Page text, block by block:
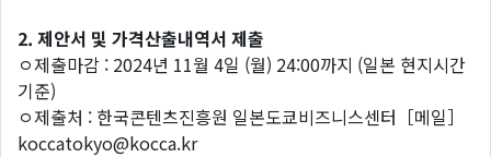
2. 제안서 및 가격산출내역서 제출
ㅇ제출마감 : 2024년 11월 4일 (월) 24:00까지 (일본 현지시간
기준)
ㅇ제출처 : 한국콘텐츠진흥원 일본도쿄비즈니스센터［메일］
koccatokyo@kocca.kr